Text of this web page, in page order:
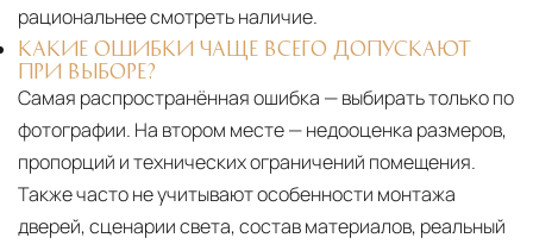
рациональнее смотреть наличие.
КАКИЕ ОШИБКИ ЧАЩЕ ВСЕГО ДОПУСКАЮТ
ПРИ ВЫБОРЕ?
Самая распространённая ошибка — выбирать только по
фотографии. На втором месте — недооценка размеров,
пропорций и технических ограничений помещения.
Также часто не учитывают особенности монтажа
дверей, сценарии света, состав материалов, реальный